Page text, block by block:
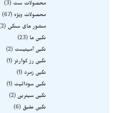
محصولات ست
3
محصولات ویژه
67
منشور های سنگی
2
نگین ها
23
نگین آمیتیست
2
نگین رز کوارتز 1
نگین زمرد
1
نگین سودالیت
1
نگین سیترین 2
نگین عقیق
6